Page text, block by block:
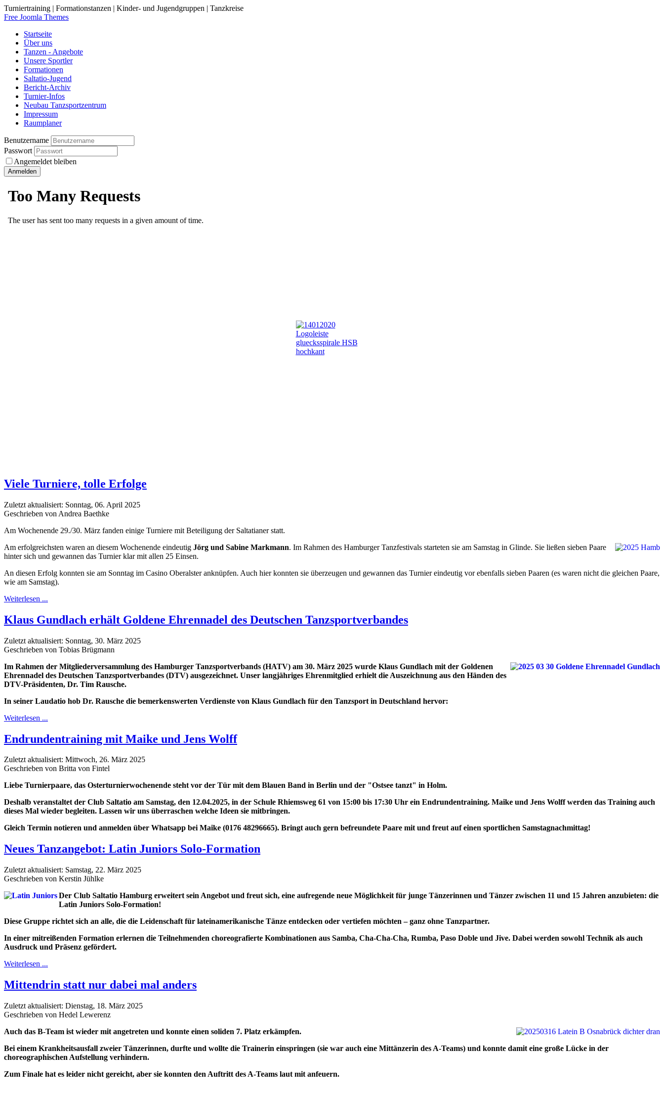
Turniertraining | Formationstanzen | Kinder- und Jugendgruppen | Tanzkreise
Free Joomla Themes
Startseite
Über uns
Tanzen - Angebote
Unsere Sportler
Formationen
Saltatio-Jugend
Bericht-Archiv
Turnier-Infos
Neubau Tanzsportzentrum
Impressum
Raumplaner
Benutzername
Passwort
Angemeldet bleiben
Viele Turniere, tolle Erfolge
Zuletzt aktualisiert: Sonntag, 06. April 2025
Geschrieben von Andrea Baethke
Am Wochenende 29./30. März fanden einige Turniere mit Beteiligung der Saltatianer statt.
Am erfolgreichsten waren an diesem Wochenende eindeutig Jörg und Sabine Markmann. Im Rahmen des Hamburger Tanzfestivals starteten sie am Samstag in Glinde. Sie ließen sieben Paare
hinter sich und gewannen das Turnier klar mit allen 25 Einsen.
An diesen Erfolg konnten sie am Sonntag im Casino Oberalster anknüpfen. Auch hier konnten sie überzeugen und gewannen das Turnier eindeutig vor ebenfalls sieben Paaren (es waren nicht die gleichen Paare,
wie am Samstag).
Weiterlesen ...
Klaus Gundlach erhält Goldene Ehrennadel des Deutschen Tanzsportverbandes
Zuletzt aktualisiert: Sonntag, 30. März 2025
Geschrieben von Tobias Brügmann
Im Rahmen der Mitgliederversammlung des Hamburger Tanzsportverbands (HATV) am 30. März 2025 wurde Klaus Gundlach mit der Goldenen
Ehrennadel des Deutschen Tanzsportverbandes (DTV) ausgezeichnet. Unser langjähriges Ehrenmitglied erhielt die Auszeichnung aus den Händen des
DTV-Präsidenten, Dr. Tim Rausche.
In seiner Laudatio hob Dr. Rausche die bemerkenswerten Verdienste von Klaus Gundlach für den Tanzsport in Deutschland hervor:
Weiterlesen ...
Endrundentraining mit Maike und Jens Wolff
Zuletzt aktualisiert: Mittwoch, 26. März 2025
Geschrieben von Britta von Fintel
Liebe Turnierpaare, das Osterturnierwochenende steht vor der Tür mit dem Blauen Band in Berlin und der "Ostsee tanzt" in Holm.
Deshalb veranstaltet der Club Saltatio am Samstag, den 12.04.2025, in der Schule Rhiemsweg 61 von 15:00 bis 17:30 Uhr ein Endrundentraining. Maike und Jens Wolffwerden das Training auch
dieses Mal wieder begleiten. Lassen wir uns überraschen welche Ideen sie mitbringen.
Gleich Termin notieren und anmelden über Whatsapp bei Maike (0176 48296665). Bringt auch gern befreundete Paare mit und freut auf einen sportlichen Samstagnachmittag!
Neues Tanzangebot: Latin Juniors Solo-Formation
Zuletzt aktualisiert: Samstag, 22. März 2025
Geschrieben von Kerstin Jühlke
Der Club Saltatio Hamburg erweitert sein Angebot und freut sich, eine aufregende neue Möglichkeit für junge Tänzerinnen und Tänzer zwischen 11 und 15 Jahren anzubieten: die
Latin Juniors Solo-Formation!
Diese Gruppe richtet sich an alle, die die Leidenschaft für lateinamerikanische Tänze entdecken oder vertiefen möchten – ganz ohne Tanzpartner.
In einer mitreißenden Formation erlernen die Teilnehmenden choreografierte Kombinationen aus Samba, Cha-Cha-Cha, Rumba, Paso Doble und Jive. Dabei werden sowohl Technik als auch
Ausdruck und Präsenz gefördert.
Weiterlesen ...
Mittendrin statt nur dabei mal anders
Zuletzt aktualisiert: Dienstag, 18. März 2025
Geschrieben von Hedel Lewerenz
Auch das B-Team ist wieder mit angetreten und konnte einen soliden 7. Platz erkämpfen.
Bei einem Krankheitsausfall zweier Tänzerinnen, durfte und wollte die Trainerin einspringen (sie war auch eine Mittänzerin des A-Teams) und konnte damit eine große Lücke in der
choreographischen Aufstellung verhindern.
Zum Finale hat es leider nicht gereicht, aber sie konnten den Auftritt des A-Teams laut mit anfeuern.